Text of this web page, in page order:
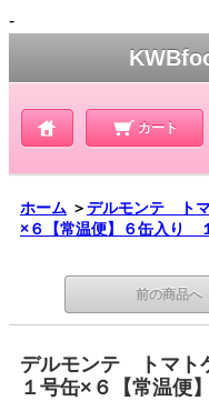
-
カート
ホーム ＞デルモンテ ト
×６【常温便】６缶入り
前の商品へ
デルモンテ トマト
１号缶×６【常温便